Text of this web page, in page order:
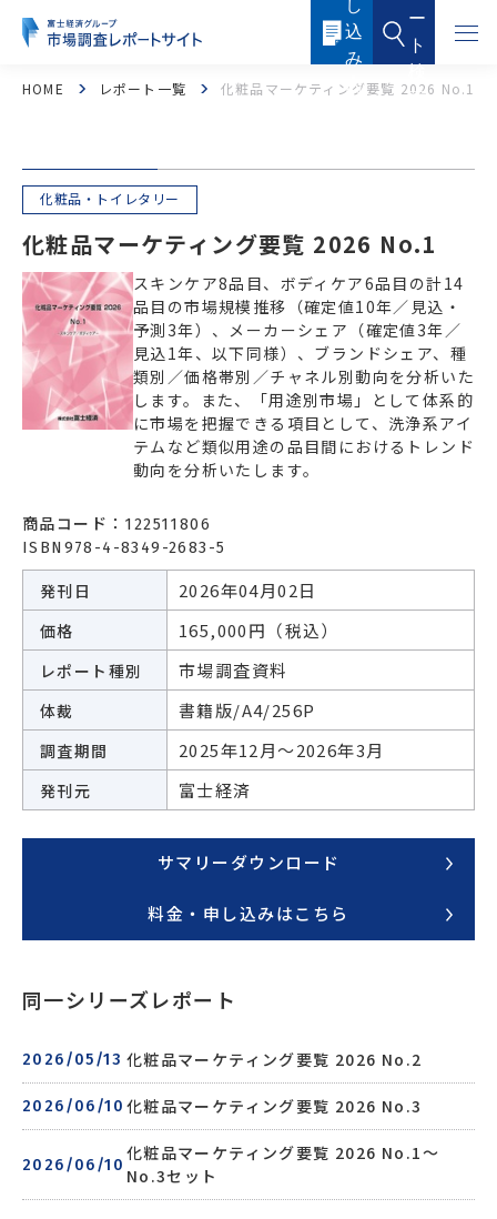
し
込
み
内
ー
ト
検
索
フード・フードサービス ヘルスケア
医薬品・メディカル 化粧品・トイレタリー
産業機器・制御機器 電子機器・電子部品
ICTソリューション・サービス ケミカル・マテリアル
エネルギー
建築・住宅 自動車・輸送
HOME レポート一覧 化粧品マーケティング要覧 2026 No.1
化粧品・トイレタリー
化粧品マーケティング要覧 2026 No.1
スキンケア8品目、ボディケア6品目の計14
品目の市場規模推移（確定値10年／見込・
予測3年）、メーカーシェア（確定値3年／
見込1年、以下同様）、ブランドシェア、種
類別／価格帯別／チャネル別動向を分析いた
します。また、「用途別市場」として体系的
に市場を把握できる項目として、洗浄系アイ
テムなど類似用途の品目間におけるトレンド
動向を分析いたします。
商品コード： 122511806
ISBN978-4-8349-2683-5
発刊日 2026年04月02日
価格 165,000円（税込）
レポート種別 市場調査資料
体裁 書籍版/A4/256P
調査期間 2025年12月～2026年3月
発刊元 富士経済
サマリーダウンロード
料金・申し込みはこちら
同一シリーズレポート
2026/05/13 化粧品マーケティング要覧 2026 No.2
2026/06/10 化粧品マーケティング要覧 2026 No.3
2026/06/10
化粧品マーケティング要覧 2026 No.1～
No.3セット